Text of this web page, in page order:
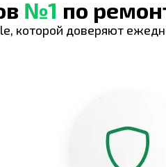
№1 по
которой доверяют